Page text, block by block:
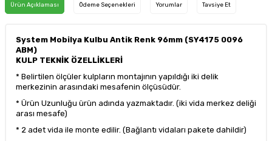
Ürün Açıklaması Ödeme Seçenekleri Yorumlar Tavsiye Et
System Mobilya Kulbu Antik Renk 96mm (SY4175 0096
ABM)
KULP TEKNİK ÖZELLİKLERİ
* Belirtilen ölçüler kulpların montajının yapıldığı iki delik
merkezinin arasındaki mesafenin ölçüsüdür.
* Ürün Uzunluğu ürün adında yazmaktadır. (iki vida merkez deliği
arası mesafe)
* 2 adet vida ile monte edilir. (Bağlantı vidaları pakete dahildir)